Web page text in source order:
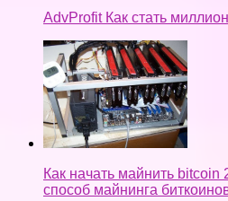
AdvProfit Как стать
Как начать майнить
способ майнинга